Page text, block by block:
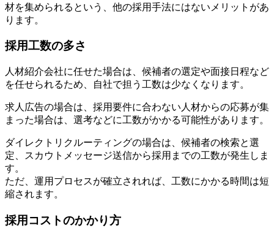
材を集められるという、他の採用手法にはないメリットがあ
ります。
採用工数の多さ
人材紹介会社に任せた場合は、候補者の選定や面接日程など
を任せられるため、自社で担う工数は少なくなります。
求人広告の場合は、採用要件に合わない人材からの応募が集
まった場合は、選考などに工数がかかる可能性があります。
ダイレクトリクルーティングの場合は、候補者の検索と選
定、スカウトメッセージ送信から採用までの工数が発生しま
す。
ただ、運用プロセスが確立されれば、工数にかかる時間は短
縮されます。
採用コストのかかり方